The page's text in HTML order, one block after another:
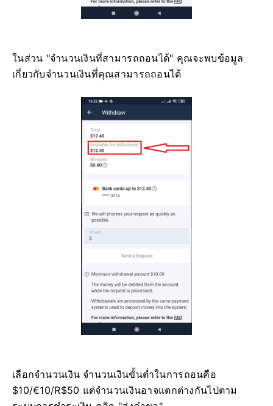
ในส่วน "จำนวนเงินที่สามารถถอนได้" คุณจะพบข้อมูล
เกี่ยวกับจำนวนเงินที่คุณสามารถถอนได้
เลือกจำนวนเงิน จำนวนเงินขั้นต่ำในการถอนคือ
$10/€10/R$50 แต่จำนวนเงินอาจแตกต่างกันไปตาม